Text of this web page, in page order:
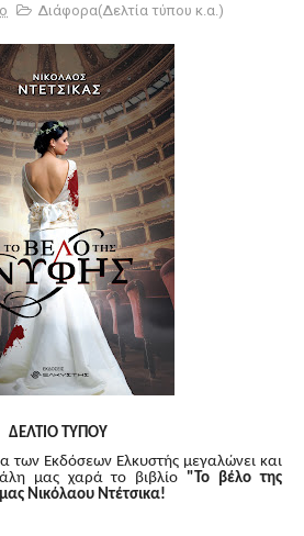
Διάφορα(Δελτία τύπου κ.α.)
ΔΕΛΤΙΟ ΤΥΠΟΥ
των Εκδόσεων Ελκυστής μεγαλώνει και
μας χαρά το βιβλίο "Το βέλο της
Νικόλαου Ντέτσικα!